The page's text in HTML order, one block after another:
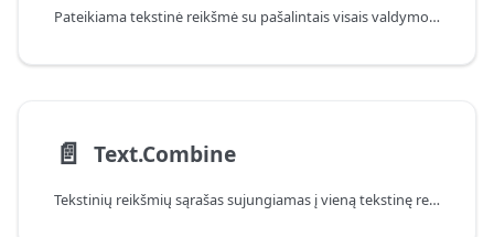
Pateikiama tekstinė reikšmė su pašalintais visais valdymo simboliais.
📄️ Text.Combine
Tekstinių reikšmių sąrašas sujungiamas į vieną tekstinę reikšmę.